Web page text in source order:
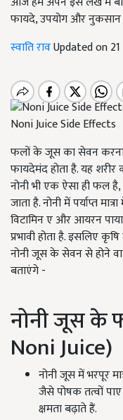
फायदे, उपयोग और
स्वाति रावUpdated on
Noni Juice Side Effects
फलों के जूस का सेवन करना
फायदेमंद होता है. यह शरीर
नोनी भी एक ऐसा ही फल
जाता है. नोनी में पर्याप्त
विटामिन ए और आयरन
प्रभावी होता है.
नोनी जूस के सेवन से होने
बताएंगे -
नोनी जूस के
Noni Juice)
नोनी जूस में भरपूर
जैसे पोषक तत्वों
क्षमता बढ़ाते हैं.